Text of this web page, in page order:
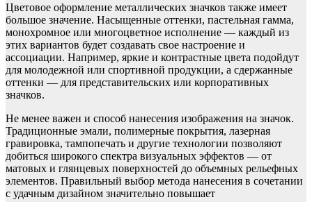
Цветовое оформление металлических значков также имеет
большое значение. Насыщенные оттенки, пастельная гамма,
монохромное или многоцветное исполнение — каждый из
этих вариантов будет создавать свое настроение и
ассоциации. Например, яркие и контрастные цвета подойдут
для молодежной или спортивной продукции, а сдержанные
оттенки — для представительских или корпоративных
значков.
Не менее важен и способ нанесения изображения на значок.
Традиционные эмали, полимерные покрытия, лазерная
гравировка, тампопечать и другие технологии позволяют
добиться широкого спектра визуальных эффектов — от
матовых и глянцевых поверхностей до объемных рельефных
элементов. Правильный выбор метода нанесения в сочетании
с удачным дизайном значительно повышает